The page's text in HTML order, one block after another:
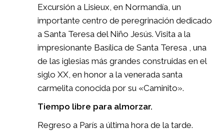
Excursión a Lisieux, en Normandía, un
importante centro de peregrinación dedicado
a Santa Teresa del Niño Jesús. Visita a la
impresionante Basílica de Santa Teresa , una
de las iglesias más grandes construidas en el
siglo XX, en honor a la venerada santa
carmelita conocida por su «Caminito».
Tiempo libre para almorzar.
Regreso a París a última hora de la tarde.